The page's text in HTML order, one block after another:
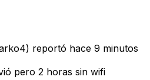
reportó hace 9 minutos
pero 2 horas sin wifi